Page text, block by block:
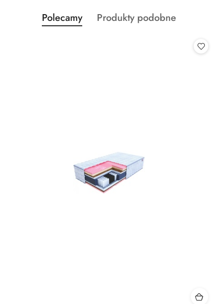
Pomiń karuzelę produktów
Produkty
o
Polecamy
Produkty
Produkty podobne